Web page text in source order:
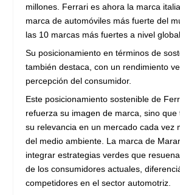
millones. Ferrari es ahora la marca
marca de automóviles más fuerte del
las 10 marcas más fuertes a nivel global.
Su posicionamiento en términos de
también destaca, con un rendimiento
percepción del consumidor.
Este posicionamiento sostenible de
refuerza su imagen de marca, sino que
su relevancia en un mercado cada vez
del medio ambiente. La marca de
integrar estrategias verdes que
de los consumidores actuales,
competidores en el sector automotriz.